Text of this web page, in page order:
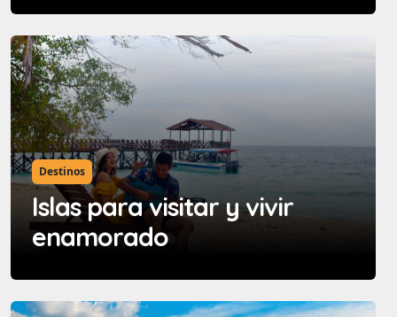
Destinos
Islas para visitar y vivir
enamorado